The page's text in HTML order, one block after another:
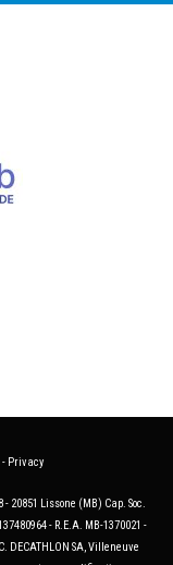
- Privacy
20851 Lissone (MB) Cap. Soc.
- R.E.A. MB-1370021 -
DECATHLON SA, Villeneuve